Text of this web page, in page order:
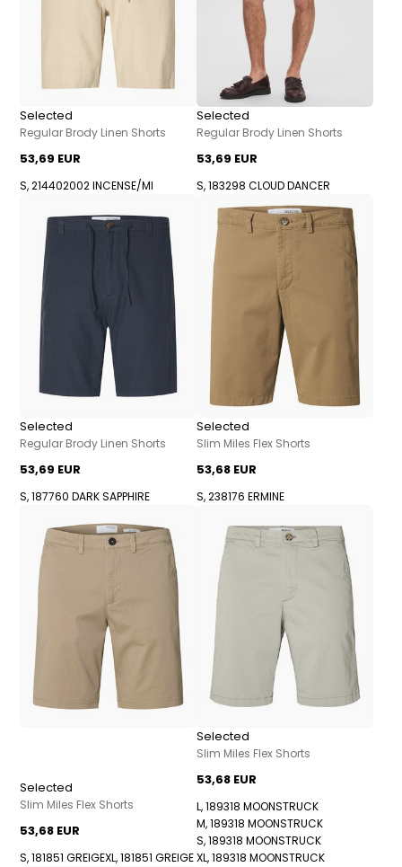
Selected
Regular Brody Linen Shorts
53,69 EUR
S, 214402002 INCENSE/MI
Selected
Regular Brody Linen Shorts
53,69 EUR
S, 183298 CLOUD DANCER
Selected
Regular Brody Linen Shorts
53,69 EUR
S, 187760 DARK SAPPHIRE
Selected
Slim Miles Flex Shorts
53,68 EUR
S, 238176 ERMINE
Selected
Slim Miles Flex Shorts
53,68 EUR
S, 181851 GREIGEXL, 181851 GREIGE
Selected
Slim Miles Flex Shorts
53,68 EUR
L, 189318 MOONSTRUCK
M, 189318 MOONSTRUCK
S, 189318 MOONSTRUCK
XL, 189318 MOONSTRUCK